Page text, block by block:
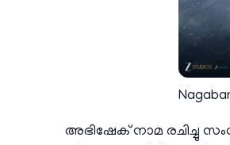
അഭിഷേക് നാമ രചിച്ചു